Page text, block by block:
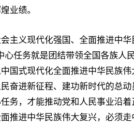
业绩。
义现代化强国、全面推进中华
心任务就是团结带领全国各族人
国式现代化全面推进中华民族
奋进新征程、建功新时代的总
务，才能推动党和人民事业沿
推进中华民族伟大复兴，必须